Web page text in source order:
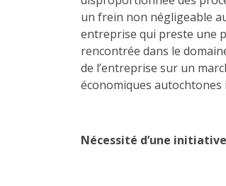
un frein non négligeable
entreprise qui preste une
rencontrée dans le
de l’entreprise sur un
économiques autochtones
Nécessité d’une